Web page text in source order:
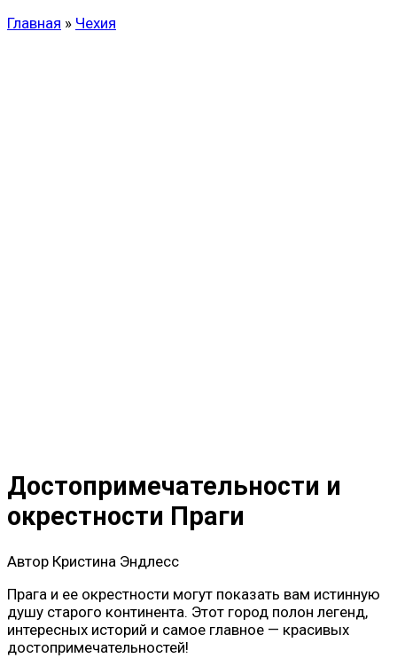
Главная » Чехия
Достопримечательности и
окрестности Праги
Автор Кристина Эндлесс
Прага и ее окрестности могут показать вам истинную
душу старого континента. Этот город полон легенд,
интересных историй и самое главное — красивых
достопримечательностей!